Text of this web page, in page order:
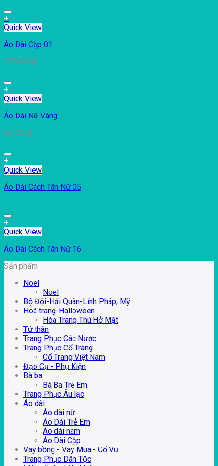
+
Quick View
Áo Dài Cặp 01
300.000₫
+
Quick View
Áo Dài Nữ Vàng
60.000₫
+
Quick View
Áo Dài Cách Tân Nữ 05
+
Quick View
Áo Dài Cách Tân Nữ 16
Sản phẩm
Noel
Noel
Bộ Đội-Hải Quân-Lính Pháp, Mỹ
Hoá trang-Halloween
Hóa Trang Thú Hở Mặt
Tứ thân
Trang Phục Các Nước
Trang Phục Cổ Trang
Cổ Trang Việt Nam
Đạo Cụ - Phụ Kiện
Bà ba
Bà Ba Trẻ Em
Trang Phục Âu lạc
Áo dài
Áo dài nữ
Áo Dài Trẻ Em
Áo dài nam
Áo Dài Cặp
Váy bồng - Váy Múa - Cổ Vũ
Trang Phục Dân Tộc